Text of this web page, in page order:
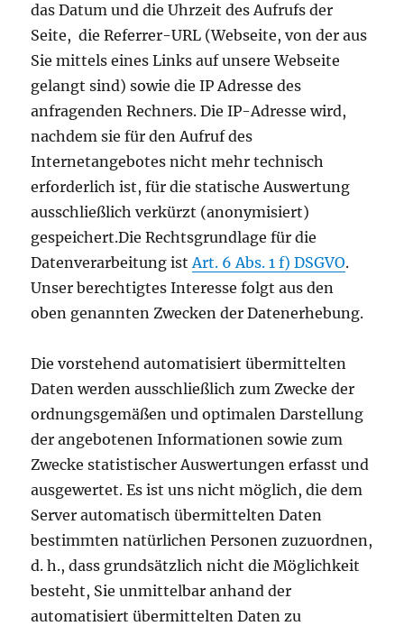
das Datum und die Uhrzeit des Aufrufs der
Seite, die Referrer-URL (Webseite, von der aus
Sie mittels eines Links auf unsere Webseite
gelangt sind) sowie die IP Adresse des
anfragenden Rechners. Die IP-Adresse wird,
nachdem sie für den Aufruf des
Internetangebotes nicht mehr technisch
erforderlich ist, für die statische Auswertung
ausschließlich verkürzt (anonymisiert)
gespeichert.Die Rechtsgrundlage für die
Datenverarbeitung istArt. 6 Abs. 1 f) DSGVO.
Unser berechtigtes Interesse folgt aus den
oben genannten Zwecken der Datenerhebung.
Die vorstehend automatisiert übermittelten
Daten werden ausschließlich zum Zwecke der
ordnungsgemäßen und optimalen Darstellung
der angebotenen Informationen sowie zum
Zwecke statistischer Auswertungen erfasst und
ausgewertet. Es ist uns nicht möglich, die dem
Server automatisch übermittelten Daten
bestimmten natürlichen Personen zuzuordnen,
d. h., dass grundsätzlich nicht die Möglichkeit
besteht, Sie unmittelbar anhand der
automatisiert übermittelten Daten zu